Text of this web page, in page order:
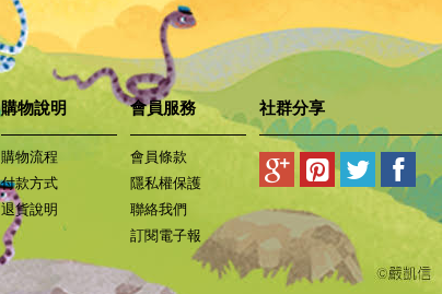
購物說明
購物流程
付款方式
退貨說明
會員服務
會員條款
隱私權保護
聯絡我們
訂閱電子報
社群分享